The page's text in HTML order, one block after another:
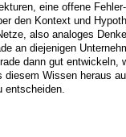
eine offene
den Kontext und
also analoges
an diejenigen
dann gut entwickeln,
diesem Wissen heraus
entscheiden.